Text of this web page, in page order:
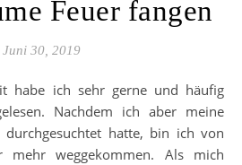
Feuer fangen
Juni 30, 2019
Nachdem ich aber meine
durchgesuchtet hatte, bin ich von
mehr weggekommen. Als mich